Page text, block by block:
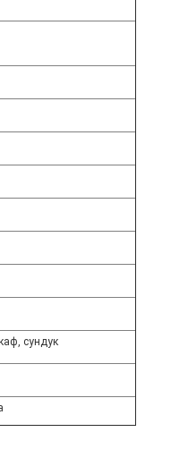
сундук